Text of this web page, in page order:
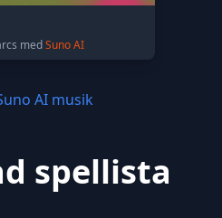
medSuno AI
AI musik
spellista